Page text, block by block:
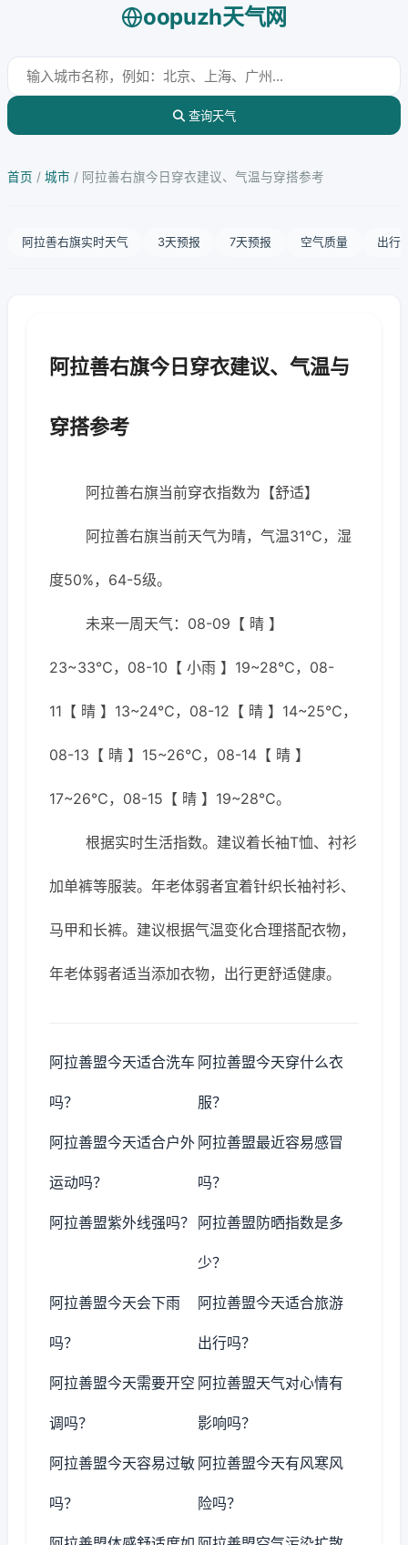
oopuzh天气网
查询天气
首页 / 城市 / 阿拉善右旗今日穿衣建议、气温与穿搭参考
阿拉善右旗实时天气 3天预报 7天预报 空气质量 出行
阿拉善右旗今日穿衣建议、气温与
穿搭参考
阿拉善右旗当前穿衣指数为【舒适】
阿拉善右旗当前天气为晴，气温31℃，湿
度50%，64-5级。
未来一周天气：08-09【 晴 】
23~33℃，08-10【 小雨 】19~28℃，08-
11【 晴 】13~24℃，08-12【 晴 】14~25℃，
08-13【 晴 】15~26℃，08-14【 晴 】
17~26℃，08-15【 晴 】19~28℃。
根据实时生活指数。建议着长袖T恤、衬衫
加单裤等服装。年老体弱者宜着针织长袖衬衫、
马甲和长裤。建议根据气温变化合理搭配衣物，
年老体弱者适当添加衣物，出行更舒适健康。
阿拉善盟今天适合洗车
吗？
阿拉善盟今天穿什么衣
服？
阿拉善盟今天适合户外
运动吗？
阿拉善盟最近容易感冒
吗？
阿拉善盟紫外线强吗？ 阿拉善盟防晒指数是多
少？
阿拉善盟今天会下雨
吗？
阿拉善盟今天适合旅游
出行吗？
阿拉善盟今天需要开空
调吗？
阿拉善盟天气对心情有
影响吗？
阿拉善盟今天容易过敏
吗？
阿拉善盟今天有风寒风
险吗？